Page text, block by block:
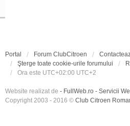
Portal Forum ClubCitroen
Şterge toate cookie-urile forumului
Ora este UTC+02:00 UTC+2
Website realizat de - FullWeb.ro - Servicii
Copyright 2003 - 2016 © Club Citroen